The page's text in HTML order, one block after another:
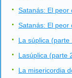
Satanás: El peor
Satanás: El peor
La súplica (parte
Lasúplica (parte
La misericordia